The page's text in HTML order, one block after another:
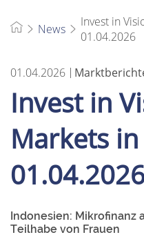
News
Invest in
01.04.2026
01.04.2026
Invest in
Markets
Indonesien:
Teilhabe von Frauen